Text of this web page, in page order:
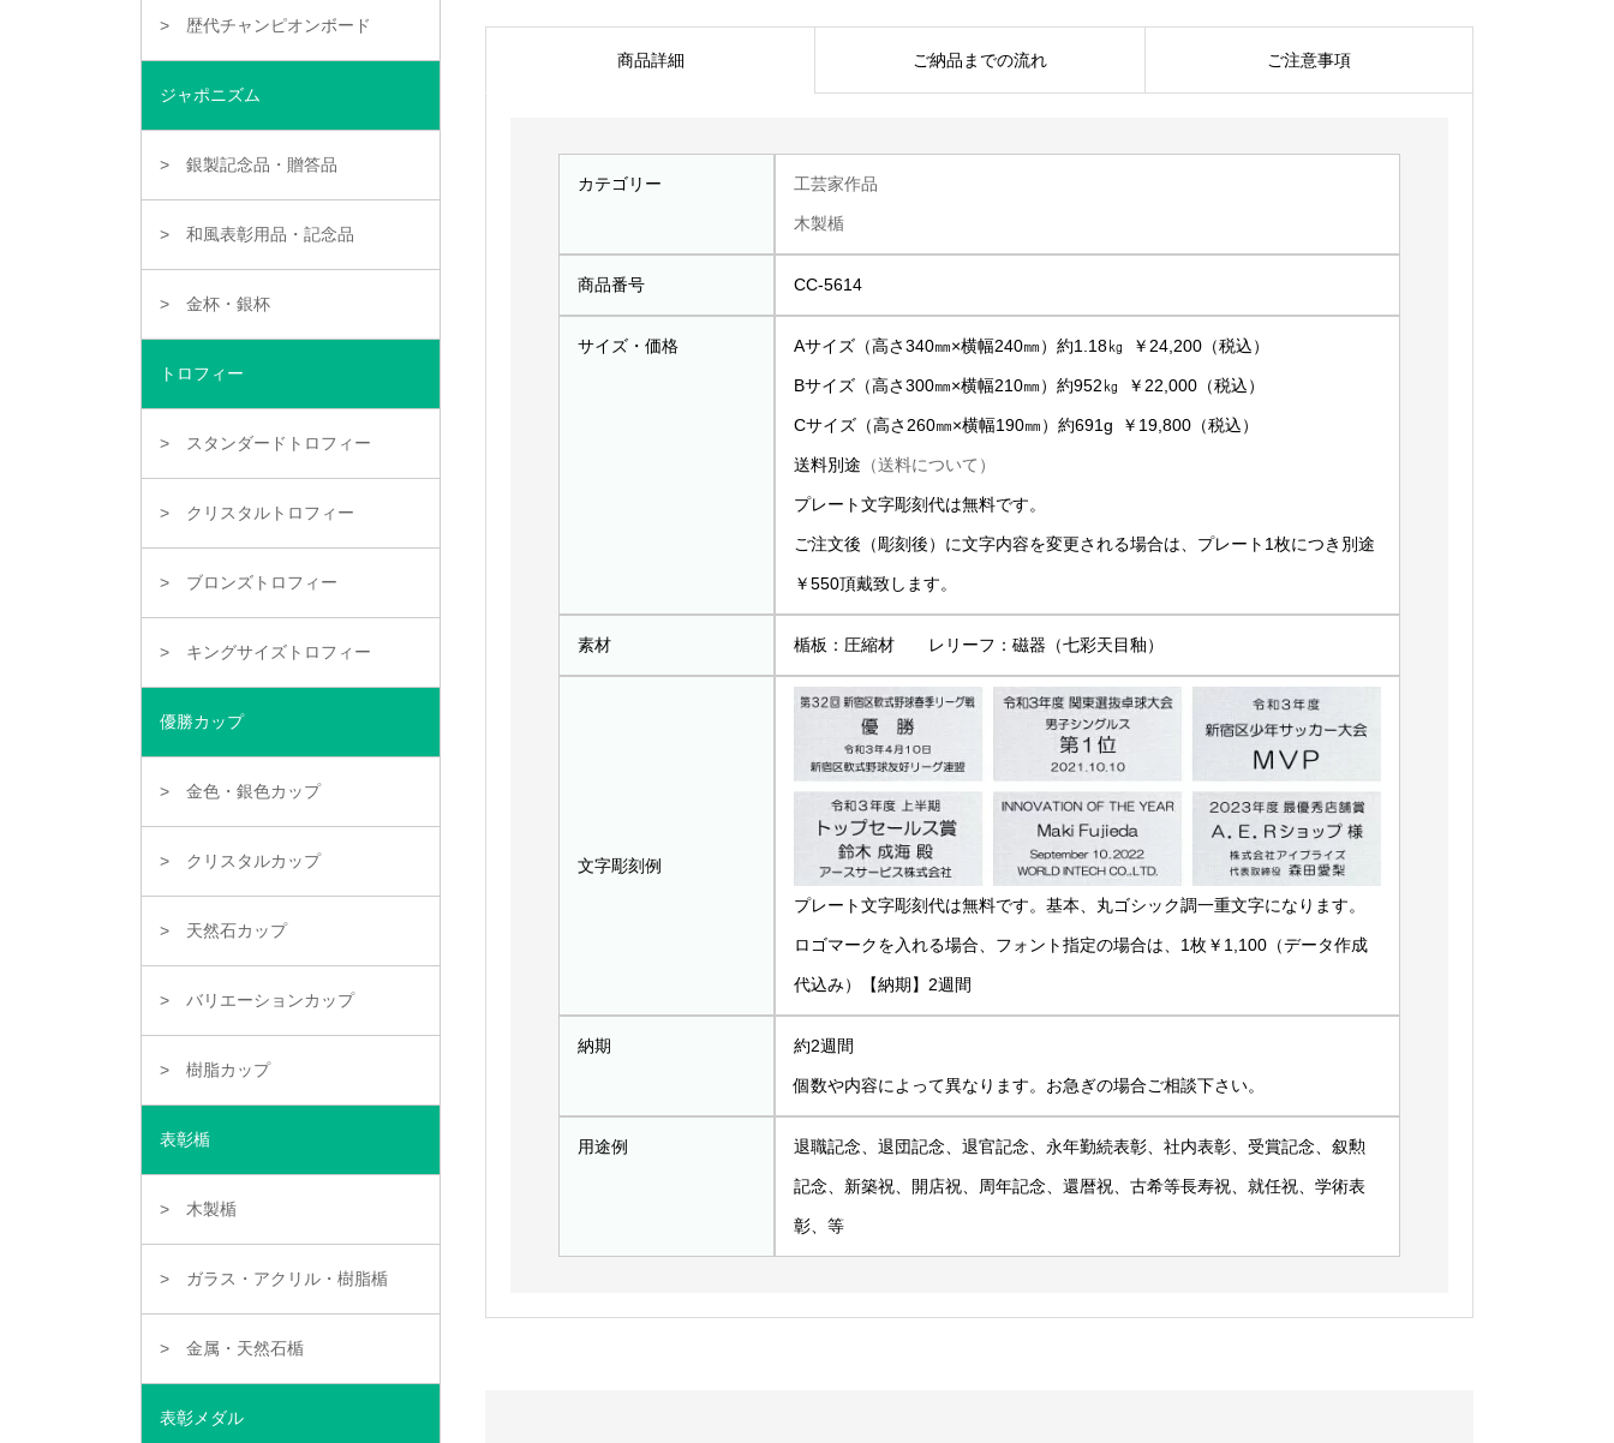
個
商品詳細 ご納品までの流れ ご注意事項
カテゴリー 工芸家作品
木製楯
商品番号 CC-5614
サイズ・価格 Aサイズ（高さ340㎜×横幅240㎜）約1.18㎏ ￥24,200（税込）
Bサイズ（高さ300㎜×横幅210㎜）約952㎏ ￥22,000（税込）
Cサイズ（高さ260㎜×横幅190㎜）約691g ￥19,800（税込）
送料別途 （送料について）
プレート文字彫刻代は無料です。
ご注文後（彫刻後）に文字内容を変更される場合は、プレート1枚につき別途
￥550頂戴致します。
素材 楯板：圧縮材 レリーフ：磁器（七彩天目釉）
文字彫刻例
プレート文字彫刻代は無料です。基本、丸ゴシック調一重文字になります。
ロゴマークを入れる場合、フォント指定の場合は、1枚￥1,100（データ作成
代込み）【納期】2週間
納期 約2週間
個数や内容によって異なります。お急ぎの場合ご相談下さい。
用途例 退職記念、退団記念、退官記念、永年勤続表彰、社内表彰、受賞記念、叙勲
記念、新築祝、開店祝、周年記念、還暦祝、古希等長寿祝、就任祝、学術表
彰、等
歴代チャンピオンボード
ジャポニズム
銀製記念品・贈答品
和風表彰用品・記念品
金杯・銀杯
トロフィー
スタンダードトロフィー
クリスタルトロフィー
ブロンズトロフィー
キングサイズトロフィー
優勝カップ
金色・銀色カップ
クリスタルカップ
天然石カップ
バリエーションカップ
樹脂カップ
表彰楯
木製楯
ガラス・アクリル・樹脂楯
金属・天然石楯
表彰メダル